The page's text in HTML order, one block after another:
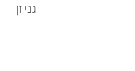
גני זן